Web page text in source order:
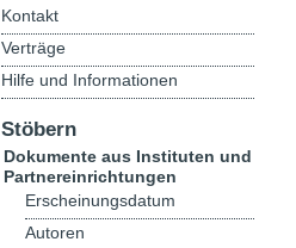
Kontakt
Verträge
Hilfe und Informationen
Stöbern
Dokumente aus Instituten und
Partnereinrichtungen
Erscheinungsdatum
Autoren